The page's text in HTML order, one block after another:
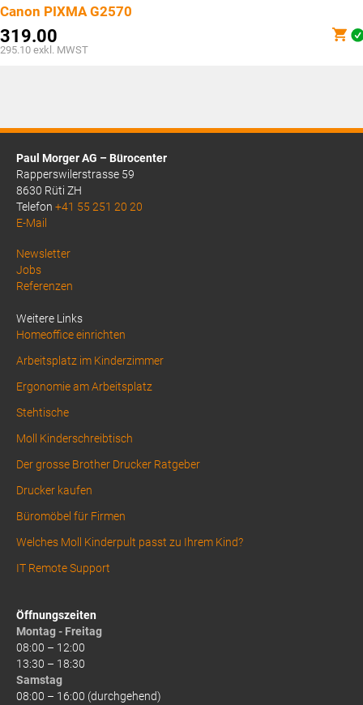
Canon PIXMA G2570
319.00
295.10 exkl. MWST
Paul Morger AG – Bürocenter
Rapperswilerstrasse 59
8630 Rüti ZH
Telefon +41 55 251 20 20
E-Mail
Above
Footer
Newsletter
Jobs
Referenzen
Weitere Links
Homeoffice einrichten
Arbeitsplatz im Kinderzimmer
Ergonomie am Arbeitsplatz
Stehtische
Moll Kinderschreibtisch
Der grosse Brother Drucker Ratgeber
Drucker kaufen
Büromöbel für Firmen
Welches Moll Kinderpult passt zu Ihrem Kind?
IT Remote Support
Öffnungszeiten
Montag - Freitag
08:00 – 12:00
13:30 – 18:30
Samstag
08:00 – 16:00 (durchgehend)